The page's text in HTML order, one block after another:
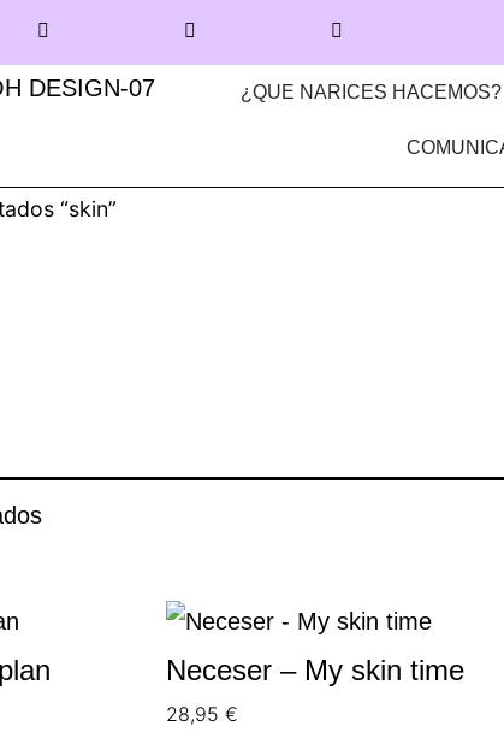
¿QUE NARICES HACEMOS?
“skin”
Neceser – My skin time
28,95 €